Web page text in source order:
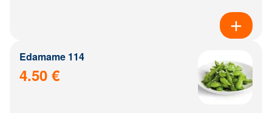
Edamame 114
4.50 €